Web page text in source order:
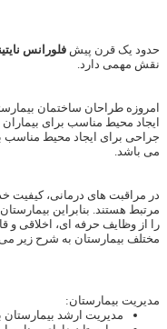
حدود یک قرن پیش فلورانس
نقش مهمی دارد.
امروزه طراحان ساختمان
ایجاد محیط مناسب برای
جراحی برای ایجاد محیط مناسب
می باشد.
در مراقبت های درمانی، کیفیت
مرتبط هستند. بنابراین
را از وظایف حرفه ای، اخلاقی و
مختلف بیمارستان به شرح زیر می
مدیریت بیمارستان:
مدیریت ارشد بیمارستان